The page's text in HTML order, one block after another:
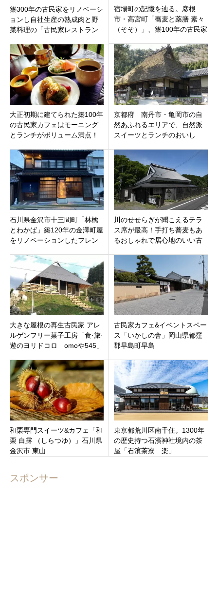
築300年の古民家をリノベーシ
ョンし自社生産の熟成肉と野
菜料理の「古民家レストラン
森町
宿場町の記憶を辿る。彦根
市・高宮町「蕎麦と薬膳 素々
（そそ）」、築100年の古民家
間
大正初期に建てられた築100年
の古民家カフェはモーニング
とランチがボリューム満点！
巣市政田
京都府 南丹市・亀岡市の自
然あふれるエリアで、自然派
スイーツとランチのおいし
選！
石川県金沢市十三間町「林檎
とわかば」築120年の金澤町屋
をリノベーションしたフレン
川のせせらぎが聞こえるテラ
ス席が最高！手打ち蕎麦もあ
るおしゃれで居心地のいい古
福知山市榎原
大きな屋根の再生古民家 アレ
ルゲンフリー菓子工房「食·旅·
遊のヨリドコロ omoや545」
古民家カフェ&イベントスペー
ス「いかしの舎」岡山県都窪
郡早島町早島
和栗専門スイーツ&カフェ「和
栗 白露 （しらつゆ）」石川県
金沢市 東山
東京都荒川区南千住。1300年
の歴史持つ石濱神社境内の茶
屋「石濱茶寮 楽」
スポンサー